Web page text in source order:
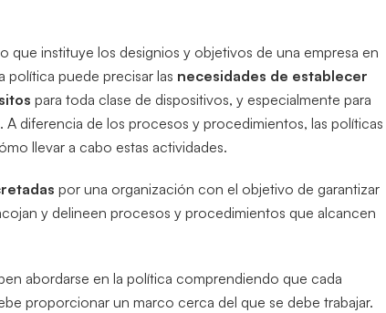
que instituye los designios y objetivos de una empresa en
puede precisar las necesidades de establecer
para toda clase de dispositivos, y especialmente para
diferencia de los procesos y procedimientos, las políticas
llevar a cabo estas actividades.
por una organización con el objetivo de garantizar
y delineen procesos y procedimientos que alcancen
abordarse en la política comprendiendo que cada
proporcionar un marco cerca del que se debe trabajar.